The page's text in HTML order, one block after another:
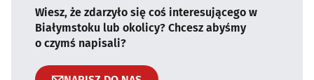
Wiesz, że zdarzyło się coś interesującego w
Białymstoku lub okolicy? Chcesz abyśmy
o czymś napisali?